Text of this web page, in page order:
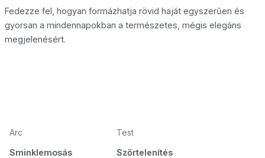
Fedezze fel, hogyan formázhatja rövid haját egyszerűen és
gyorsan a mindennapokban a természetes, mégis elegáns
megjelenésért.
Arc
Sminklemosás
Test
Szőrtelenítés